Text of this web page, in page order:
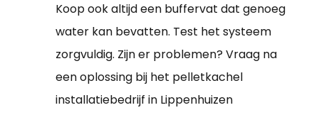
Koop ook altijd een buffervat dat genoeg
water kan bevatten. Test het systeem
zorgvuldig. Zijn er problemen? Vraag na
een oplossing bij het pelletkachel
installatiebedrijf in Lippenhuizen